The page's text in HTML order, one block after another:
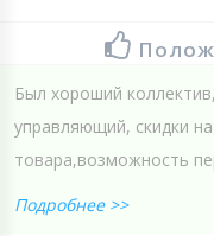
Был хороший
управляющий, скидки
товара,возможность
Подробнее >>